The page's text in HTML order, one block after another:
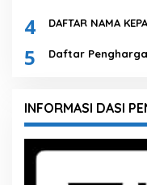
4 DAFTAR NAMA
5 Daftar
INFORMASI DASI